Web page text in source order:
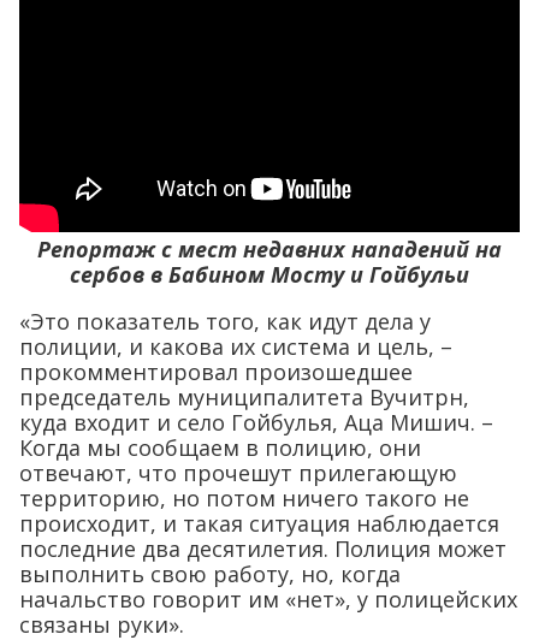
Репортаж с мест недавних нападений на
сербов в Бабином Мосту и Гойбульи
«Это показатель того, как идут дела у
полиции, и какова их система и цель, –
прокомментировал произошедшее
председатель муниципалитета Вучитрн,
куда входит и село Гойбулья, Аца Мишич. –
Когда мы сообщаем в полицию, они
отвечают, что прочешут прилегающую
территорию, но потом ничего такого не
происходит, и такая ситуация наблюдается
последние два десятилетия. Полиция может
выполнить свою работу, но, когда
начальство говорит им «нет», у полицейских
связаны руки».